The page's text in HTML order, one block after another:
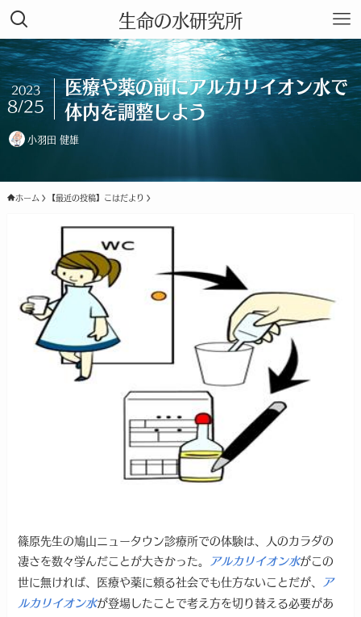
生命の水研究所
医療や薬の前にアルカリイオン水で
体内を調整しよう
2023
8/25
小羽田 健雄
ホーム 【最近の投稿】こはだより
篠原先生の鳩山ニュータウン診療所での体験は、人のカラダの
凄さを数々学んだことが大きかった。
アルカリイオン水がこの
世に無ければ、医療や薬に頼る社会でも仕方ないことだが、
ア
ルカリイオン水が登場したことで考え方を切り替える必要があ